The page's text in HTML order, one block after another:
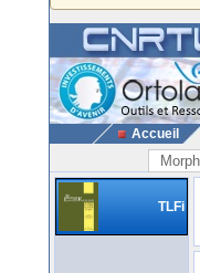
Accueil
TLFi